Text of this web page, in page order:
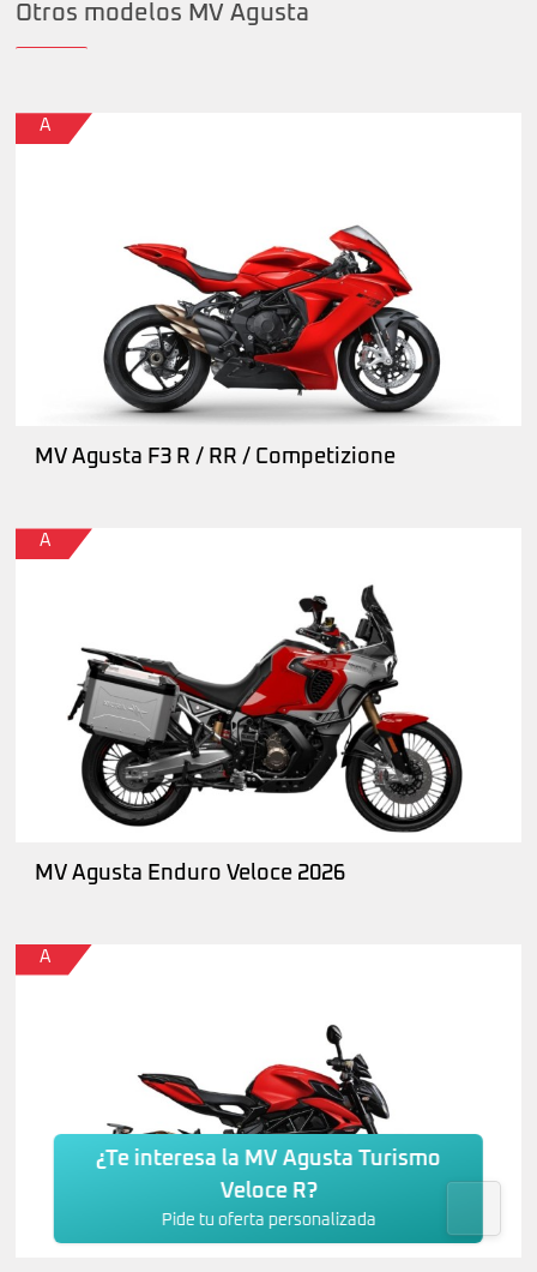
Otros modelos MV Agusta
A
MV Agusta F3 R / RR / Competizione
A
MV Agusta Enduro Veloce 2026
A
¿Te interesa la MV Agusta Turismo
Veloce R?
Pide tu oferta personalizada